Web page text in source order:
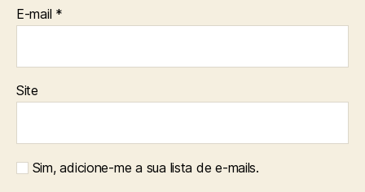
E-mail *
Site
Sim, adicione-me a sua lista de e-mails.